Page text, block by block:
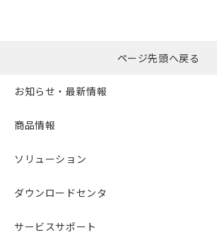
ページ先頭へ戻る
お知らせ・最新情報
商品情報
ソリューション
ダウンロードセンタ
サービスサポート